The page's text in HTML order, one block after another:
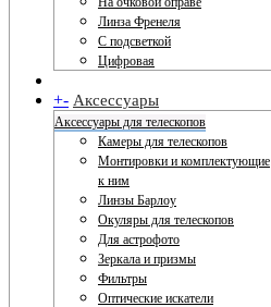
Линза Френеля
С подсветкой
Цифровая
+- Аксессуары
Аксессуары для телескопов
Камеры для телескопов
Монтировки и комплектующие
к ним
Линзы Барлоу
Окуляры для телескопов
Для астрофото
Зеркала и призмы
Фильтры
Оптические искатели